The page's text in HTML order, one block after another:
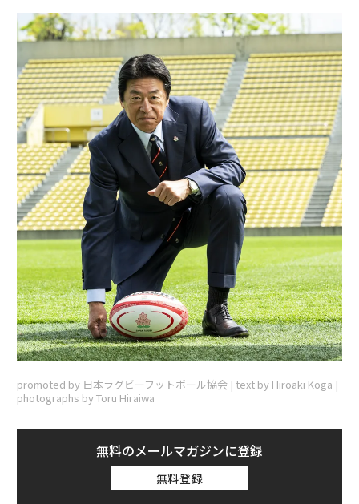
promoted by 日本ラグビーフットボール協会 | text by Hiroaki Koga |
photographs by Toru Hiraiwa
無料のメールマガジンに登録
無料登録